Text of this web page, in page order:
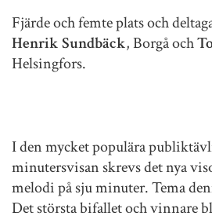
Fjärde och femte plats och
Henrik Sundbäck, Borgå och
Helsingfors.
I den mycket populära
minutersvisan skrevs det nya
melodi på sju minuter. Tema
Det största bifallet och vinnare